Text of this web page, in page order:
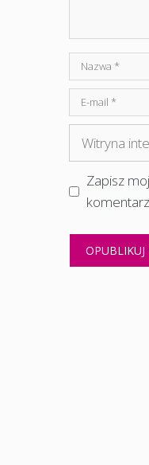
Nazwa
mail
Witryna
internetowa
Zapisz